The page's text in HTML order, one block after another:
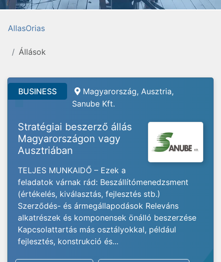
AllasOrias
Állások
BUSINESS
Magyarország, Ausztria,
Sanube Kft.
Stratégiai beszerző állás
Magyarországon vagy
Ausztriában
TELJES MUNKAIDŐ – Ezek a
feladatok várnak rád: Beszállítómenedzsment
(értékelés, kiválasztás, fejlesztés stb.)
Szerződés- és ármegállapodások Releváns
alkatrészek és komponensek önálló beszerzése
Kapcsolattartás más osztályokkal, például
fejlesztés, konstrukció és...